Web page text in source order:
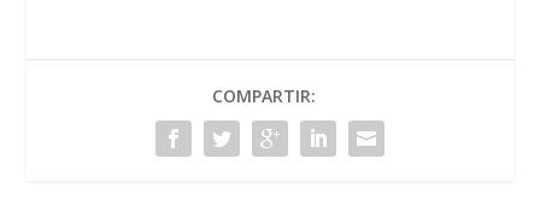
COMPARTIR: